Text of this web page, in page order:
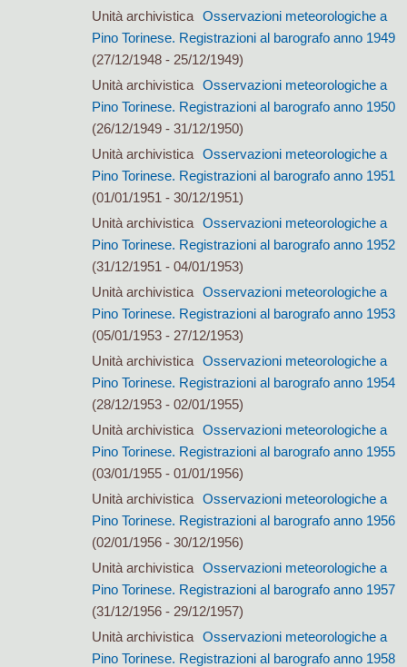
Unità archivistica Osservazioni meteorologiche a
Pino Torinese. Registrazioni al barografo anno 1949
(27/12/1948 - 25/12/1949)
Unità archivistica Osservazioni meteorologiche a
Pino Torinese. Registrazioni al barografo anno 1950
(26/12/1949 - 31/12/1950)
Unità archivistica Osservazioni meteorologiche a
Pino Torinese. Registrazioni al barografo anno 1951
(01/01/1951 - 30/12/1951)
Unità archivistica Osservazioni meteorologiche a
Pino Torinese. Registrazioni al barografo anno 1952
(31/12/1951 - 04/01/1953)
Unità archivistica Osservazioni meteorologiche a
Pino Torinese. Registrazioni al barografo anno 1953
(05/01/1953 - 27/12/1953)
Unità archivistica Osservazioni meteorologiche a
Pino Torinese. Registrazioni al barografo anno 1954
(28/12/1953 - 02/01/1955)
Unità archivistica Osservazioni meteorologiche a
Pino Torinese. Registrazioni al barografo anno 1955
(03/01/1955 - 01/01/1956)
Unità archivistica Osservazioni meteorologiche a
Pino Torinese. Registrazioni al barografo anno 1956
(02/01/1956 - 30/12/1956)
Unità archivistica Osservazioni meteorologiche a
Pino Torinese. Registrazioni al barografo anno 1957
(31/12/1956 - 29/12/1957)
Unità archivistica Osservazioni meteorologiche a
Pino Torinese. Registrazioni al barografo anno 1958